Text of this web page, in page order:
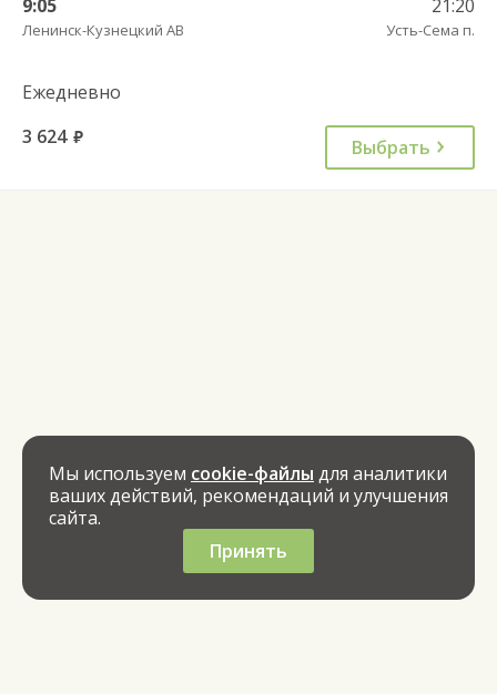
9:05
Ленинск-Кузнецкий АВ
21:20
Усть-Сема п.
Ежедневно
3 624 руб. Выбрать
Мы используем cookie-файлы для аналитики
ваших действий, рекомендаций и улучшения
сайта.
Принять